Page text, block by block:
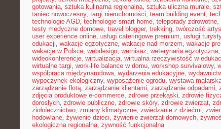
gotowania, sztuka kulinarna regionalna, sztuka uliczna murale,
taniec nowoczesny, targi nieruchomości, team building event,
technologie AGD, technologie smart home, teleporady zdrowotne,
testy medyczne domowe, travel blogger, trekking, twórczość
user experience online, usługi cateringowe premium, usługi
edukacji, wakacje egzotyczne, wakacje nad morzem, wakacje
wakacje w Polsce, webdesign, wernisaż, weterynaria egzotyczna
wideokonferencje, wirtualizacja, wirtualna rzeczywistość w
wirtualne targi, work-life balance w domu, workshop survivalowy,
współpraca międzynarodowa, wydarzenia edukacyjne,
wypoczynek ekologiczny, wyposażenie ogrodu, wystawa
zarządzanie flotą, zarządzanie klientami, zarządzanie odpadami,
zdjęcia produktowe e-commerce, zdrowe przekąski, zdrowie
dorosłych, zdrowie publiczne, zdrowie skóry, zdrowie zwierząt,
ziołolecznictwo, zmiany klimatyczne, zwiedzanie z dziećmi,
hodowlane, żywienie dzieci, żywienie zwierząt domowych,
ekologiczna regionalna, żywność funkcjonalna